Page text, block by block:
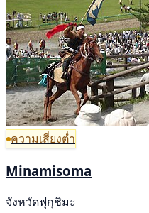
ความเสี่ยงต่ำ
Minamisoma
จังหวัดฟุกุชิมะ